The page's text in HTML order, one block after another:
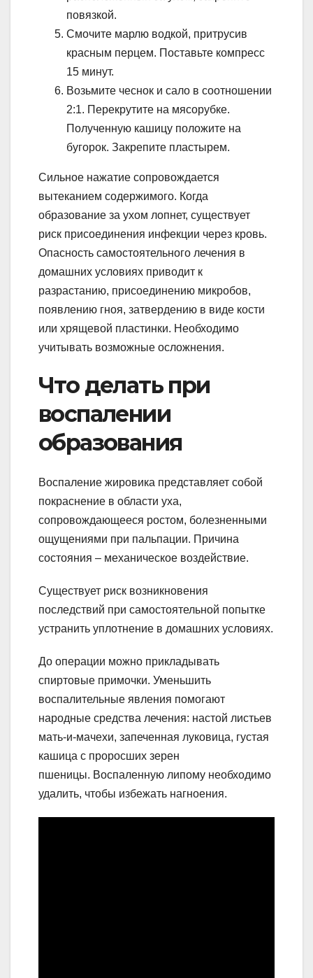
повязкой.
Смочите марлю водкой, притрусив
красным перцем. Поставьте компресс
15 минут.
Возьмите чеснок и сало в соотношении
2:1. Перекрутите на мясорубке.
Полученную кашицу положите на
бугорок. Закрепите пластырем.
Сильное нажатие сопровождается
вытеканием содержимого. Когда
образование за ухом лопнет, существует
риск присоединения инфекции через кровь.
Опасность самостоятельного лечения в
домашних условиях приводит к
разрастанию, присоединению микробов,
появлению гноя, затвердению в виде кости
или хрящевой пластинки. Необходимо
учитывать возможные осложнения.
Что делать при
воспалении
образования
Воспаление жировика представляет собой
покраснение в области уха,
сопровождающееся ростом, болезненными
ощущениями при пальпации. Причина
состояния – механическое воздействие.
Существует риск возникновения
последствий при самостоятельной попытке
устранить уплотнение в домашних условиях.
До операции можно прикладывать
спиртовые примочки. Уменьшить
воспалительные явления помогают
народные средства лечения: настой листьев
мать-и-мачехи, запеченная луковица, густая
кашица с проросших зерен
пшеницы. Воспаленную липому необходимо
удалить, чтобы избежать нагноения.